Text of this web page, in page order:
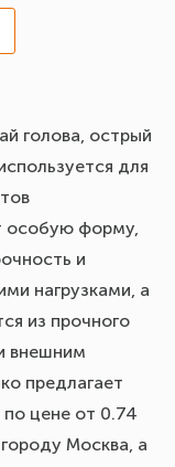
голова, острый
для
особую форму,
и
нагрузками, а
из прочного
внешним
предлагает
цене от 0.74
Москва, а